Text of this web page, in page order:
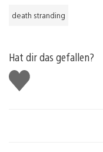
death stranding
Hat dir das gefallen?
Gefällt
mir